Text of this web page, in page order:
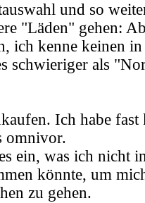
und so
"Läden" gehen:
ich kenne keinen
schwieriger als
Ich habe
omnivor.
ein, was ich nicht
könnte, um
zu gehen.